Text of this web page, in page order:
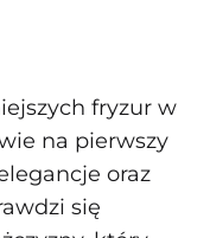
fryzur w
na pierwszy
oraz
się